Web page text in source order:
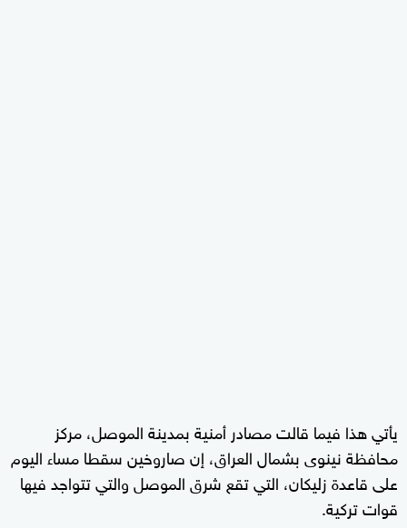
يأتي هذا فيما قالت مصادر أمنية بمدينة الموصل، مركز
محافظة نينوى بشمال العراق، إن صاروخين سقطا مساء اليوم
على قاعدة زليكان، التي تقع شرق الموصل والتي تتواجد فيها
قوات تركية.